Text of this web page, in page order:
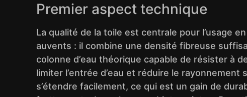
Premier aspect technique
La qualité de la toile est centrale pour l’usage
auvents : il combine une densité fibreuse
colonne d’eau théorique capable de résister à
limiter l’entrée d’eau et réduire le
s’étendre facilement, ce qui est un gain de